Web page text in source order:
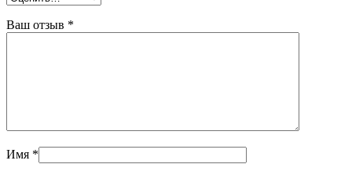
Ваш отзыв *
Имя *